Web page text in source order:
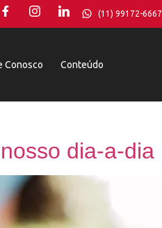
(11) 99172-6667
Conosco Conteúdo
dia-a-dia